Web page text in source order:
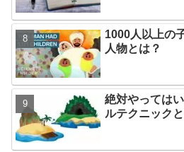
1000人以上の
人物とは？
絶対やっては
ルテクニック